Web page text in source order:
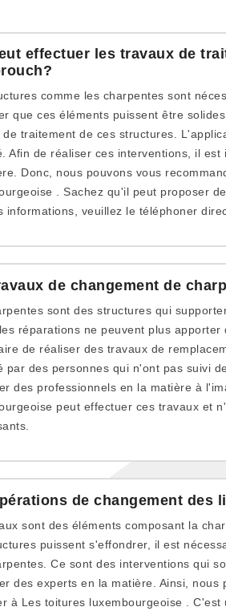
effectuer les travaux de
comme les charpentes sont
que ces éléments puissent être
de traitement de ces structures.
Afin de réaliser ces interventions, il
Donc, nous pouvons vous
. Sachez qu'il peut proposer
informations, veuillez le téléphoner
de changement de
sont des structures qui
réparations ne peuvent plus
de réaliser des travaux de
par des personnes qui n'ont pas suivi
des professionnels en la matière à
peut effectuer ces travaux et
de changement des
sont des éléments composant la
puissent s'effondrer, il est
Ce sont des interventions qui
des experts en la matière. Ainsi, nous
à Les toitures luxembourgeoise .